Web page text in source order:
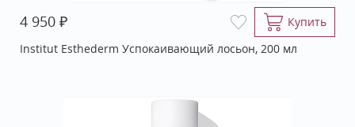
4 950 ₽
Купить
Institut Esthederm Успокаивающий лосьон, 200 мл